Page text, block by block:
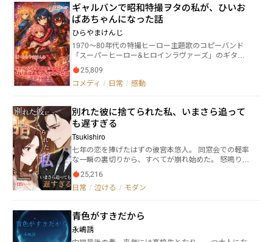
ーロー、魔法少女、ドクター、カードゲーマー、エル
フ、宇宙飛行士。 他にも様々な世界の、主人公と言
えそうな奴らがやってくる。 我が家のセーブポイン
トにデータを保存するために。 セーブ目的もあれ
ば、単に休憩所としての使用、はたまたこの世界での
旅行など。 様々な方法で活用しようとする異世界の
主人公達。 テメエら当たり前のように人の家不法侵
入してんじゃねえよ！？ 様々な世界の主人公達の
交流。 時には詰みセーブをしてしまった事の相談を
流、時にはこの世界で一緒に買い物など。 我が家の
未来はどうなる！？ この作品はハーメルンにも転
載しています。
ギャルバンで昭和特撮ヲタの私が、ひいお
ばあちゃんになった話
ひらやまけんじ
1970～80年代の特撮ヒーロー主題歌のコピーバンド
「スーパーヒーロー&ヒロインラヴァーズ」のギター
ボーカルである味蕾来夢【みらいらいむ】は、自身の
音楽活動が全くウケない現状に不満を抱いていた。
同時期にデビューした中学時代の同級生オーヴァー・
上げている事も彼女のストレスと嫉妬を増加させる原
因となっていた。 そんなある日、来夢の前に青年と
幼女が現れる。 青年は言った。 「―貴女の孫だ
よ。突然で悪いんだけどさ、俺の娘をしばらく預かっ
てくんない？」 幼女は言う。 「―貴女の曾孫な
のじゃ！ひいおばあ様！お世話よろしくな！」 あり
得ない状況に来夢は叫ぶ！ 「ギャルバンで昭和特撮
ヲタの私が、突然ひいおばあちゃんになったんだ
が！？えっ？マジでー！！？？」 これは、ある日突
少女の笑いアリ、涙アリ（ホント？）の日常生活を描
くという予定の物語であったりするのである！！（多
分）
25,809
コメディ / 日常 / 感動
別れた彼に捨てられた私、いまさら追って
も遅すぎる
Tsukishiro
七年の恋を捧げたはずの彼――宮本悠人。 同窓会での軽率
な一瞬の裏切りから、すべてが崩れ始めた。 怒鳴り声
も涙の抱擁もなく、返ってきたのは冷たい沈黙。 「遅
すぎる」「もう愛していない」――そう突きつけられるた
びに、 高橋彩香は必死に縋り、街中で泣き叫び、膝を
も取り戻せない関係。 ――これは“後悔しても手遅れ”を刻
み込む、女の痛快な逆転物語。
25,216
日常 / 泣ける / モダン
青色がすきだから
永嶋誘